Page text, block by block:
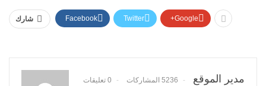
شارك Facebook Twitter Google+
مدير الموقع 5236 المشاركات 0 تعليقات